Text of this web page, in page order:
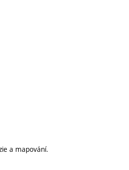
a mapování.